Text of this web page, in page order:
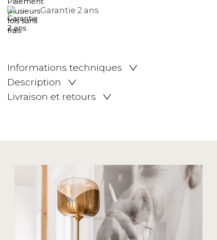
Garantie 2 ans
Informations techniques
Description
Livraison et retours